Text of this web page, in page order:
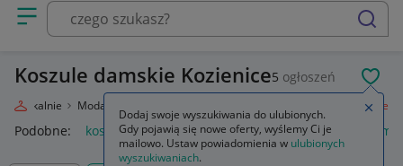
Otwórz menu z kategoriami
szukaj
Koszule damskie Kozienice5 ogłoszeń
Lokalnie Moda Koszule
Podobne: koszule anda47 koszule poporodowe koszule
Dodaj swoje wyszukiwania do ulubionych.
Gdy pojawią się nowe oferty, wyślemy Ci je
mailowo. Ustaw powiadomienia w ulubionych
wyszukiwaniach.